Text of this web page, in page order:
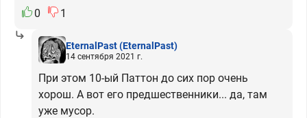
0
1
EternalPast(EternalPast)
14 сентября 2021 г.
При этом 10-ый Паттон до сих пор очень
хорош. А вот его предшественники... да, там
уже мусор.